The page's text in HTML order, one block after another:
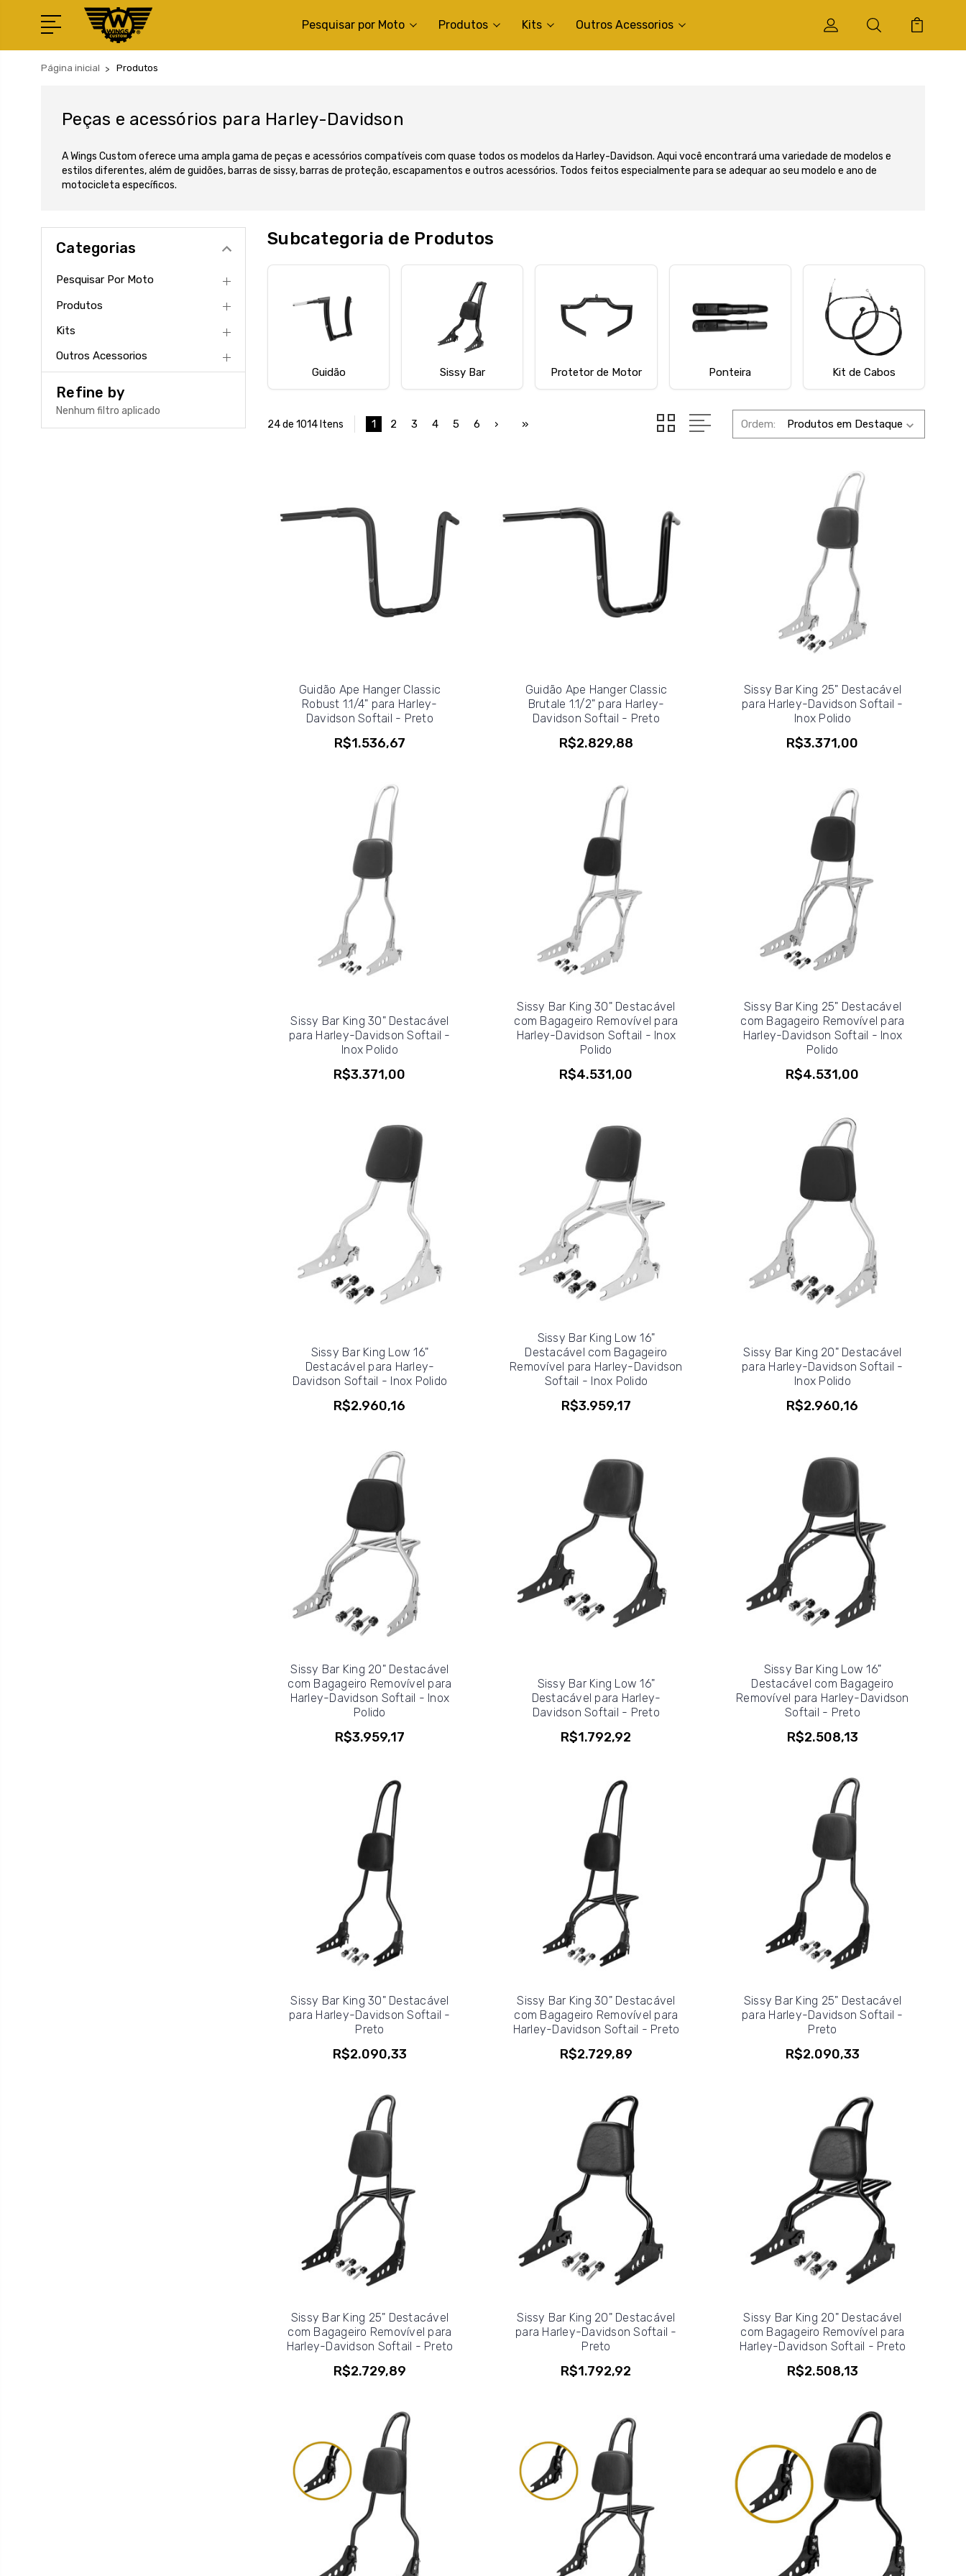
Pesquisar por Moto Produtos Kits Outros Acessorios
Página inicial Produtos
Peças e acessórios para Harley-Davidson
A Wings Custom oferece uma ampla gama de peças e acessórios compatíveis com quase todos os modelos da Harley-Davidson. Aqui você encontrará uma variedade de modelos e
estilos diferentes, além de guidões, barras de sissy, barras de proteção, escapamentos e outros acessórios. Todos feitos especialmente para se adequar ao seu modelo e ano de
motocicleta específicos.
Categorias
Pesquisar Por Moto
Produtos
Kits
Outros Acessorios
Refine by
Nenhum filtro aplicado
Subcategoria de Produtos
Guidão Sissy Bar Protetor de Motor Ponteira Kit de Cabos
24 de 1014 Itens 1 2 3 4 5 6 › » Ordem:
Guidão Ape Hanger Classic
Robust 1.1/4" para Harley-
Davidson Softail - Preto
R$1.536,67
Guidão Ape Hanger Classic
Brutale 1.1/2" para Harley-
Davidson Softail - Preto
R$2.829,88
Sissy Bar King 25" Destacável
para Harley-Davidson Softail -
Inox Polido
R$3.371,00
Sissy Bar King 30" Destacável
para Harley-Davidson Softail -
Inox Polido
R$3.371,00
Sissy Bar King 30" Destacável
com Bagageiro Removível para
Harley-Davidson Softail - Inox
Polido
R$4.531,00
Sissy Bar King 25" Destacável
com Bagageiro Removível para
Harley-Davidson Softail - Inox
Polido
R$4.531,00
Sissy Bar King Low 16"
Destacável para Harley-
Davidson Softail - Inox Polido
R$2.960,16
Sissy Bar King Low 16"
Destacável com Bagageiro
Removível para Harley-Davidson
Softail - Inox Polido
R$3.959,17
Sissy Bar King 20" Destacável
para Harley-Davidson Softail -
Inox Polido
R$2.960,16
Sissy Bar King 20" Destacável
com Bagageiro Removível para
Harley-Davidson Softail - Inox
Polido
R$3.959,17
Sissy Bar King Low 16"
Destacável para Harley-
Davidson Softail - Preto
R$1.792,92
Sissy Bar King Low 16"
Destacável com Bagageiro
Removível para Harley-Davidson
Softail - Preto
R$2.508,13
Sissy Bar King 30" Destacável
para Harley-Davidson Softail -
Preto
R$2.090,33
Sissy Bar King 30" Destacável
com Bagageiro Removível para
Harley-Davidson Softail - Preto
R$2.729,89
Sissy Bar King 25" Destacável
para Harley-Davidson Softail -
Preto
R$2.090,33
Sissy Bar King 25" Destacável
com Bagageiro Removível para
Harley-Davidson Softail - Preto
R$2.729,89
Sissy Bar King 20" Destacável
para Harley-Davidson Softail -
Preto
R$1.792,92
Sissy Bar King 20" Destacável
com Bagageiro Removível para
Harley-Davidson Softail - Preto
R$2.508,13